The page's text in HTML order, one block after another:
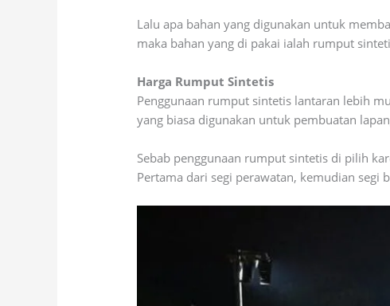
Lalu apa bahan yang digunakan untuk
maka bahan yang di pakai ialah rumput
Harga Rumput Sintetis
Penggunaan rumput sintetis lantaran lebih
yang biasa digunakan untuk pembuatan
Sebab penggunaan rumput sintetis di pilih
Pertama dari segi perawatan, kemudian segi